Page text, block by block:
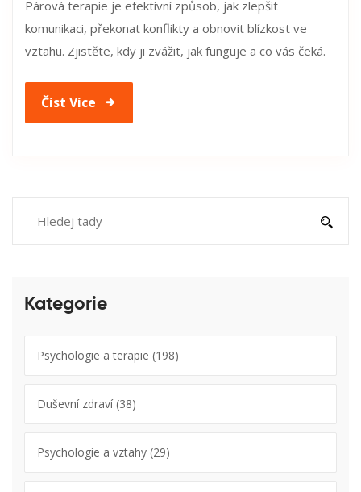
Párová terapie je efektivní způsob, jak zlepšit
komunikaci, překonat konflikty a obnovit blízkost ve
vztahu. Zjistěte, kdy ji zvážit, jak funguje a co vás čeká.
Číst Více
Kategorie
Psychologie a terapie (198)
Duševní zdraví(38)
Psychologie a vztahy (29)